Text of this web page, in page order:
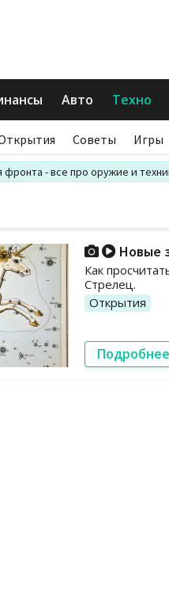
Авто Техно
Советы Игры
фронта - все про оружие и
Новые
Как
Стрелец.
Открытия
Подробнее